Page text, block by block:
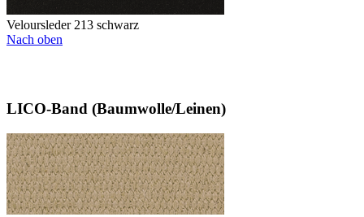
Veloursleder 213 schwarz
Nach oben
LICO-Band (Baumwolle/Leinen)